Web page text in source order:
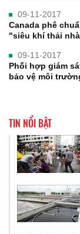
09-11-2017
Canada phê
"siêu khí thải
09-11-2017
Phối hợp giám
bảo vệ môi
TIN NỔI BẬT